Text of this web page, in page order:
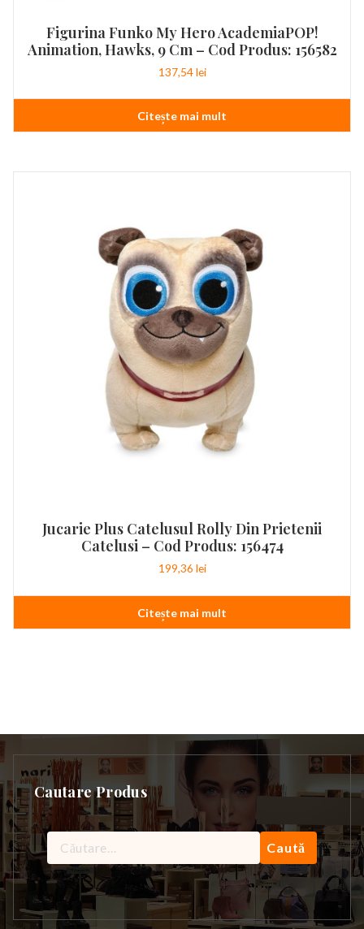
Figurina Funko My Hero AcademiaPOP!
Animation, Hawks, 9 Cm – Cod Produs: 156582
137,54lei
Citește mai mult
Jucarie Plus Catelusul Rolly Din Prietenii
Catelusi – Cod Produs: 156474
199,36 lei
Citește mai mult
Cautare Produs
Caută
după: